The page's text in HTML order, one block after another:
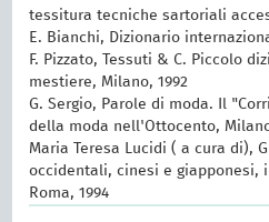
tessitura tecniche sartoriali
E. Bianchi, Dizionario
F. Pizzato, Tessuti & C. Piccolo
mestiere, Milano, 1992
G. Sergio, Parole di moda. Il
della moda nell'Ottocento,
Maria Teresa Lucidi ( a cura di),
occidentali, cinesi e giapponesi,
Roma, 1994